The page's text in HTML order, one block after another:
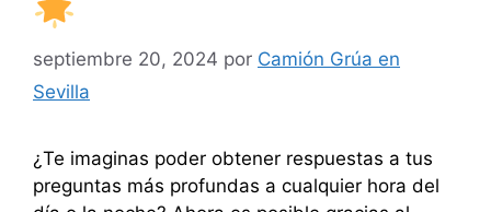
septiembre 20, 2024 por Camión Grúa en
Sevilla
¿Te imaginas poder obtener respuestas a tus
preguntas más profundas a cualquier hora del